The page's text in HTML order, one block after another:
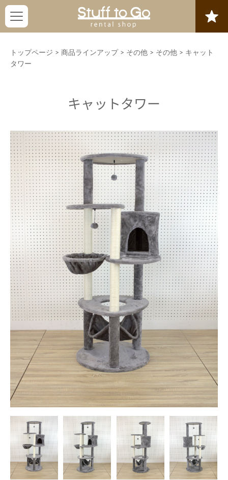
トップページ > 商品ラインアップ > その他 > その他 > キャット
タワー
キャットタワー